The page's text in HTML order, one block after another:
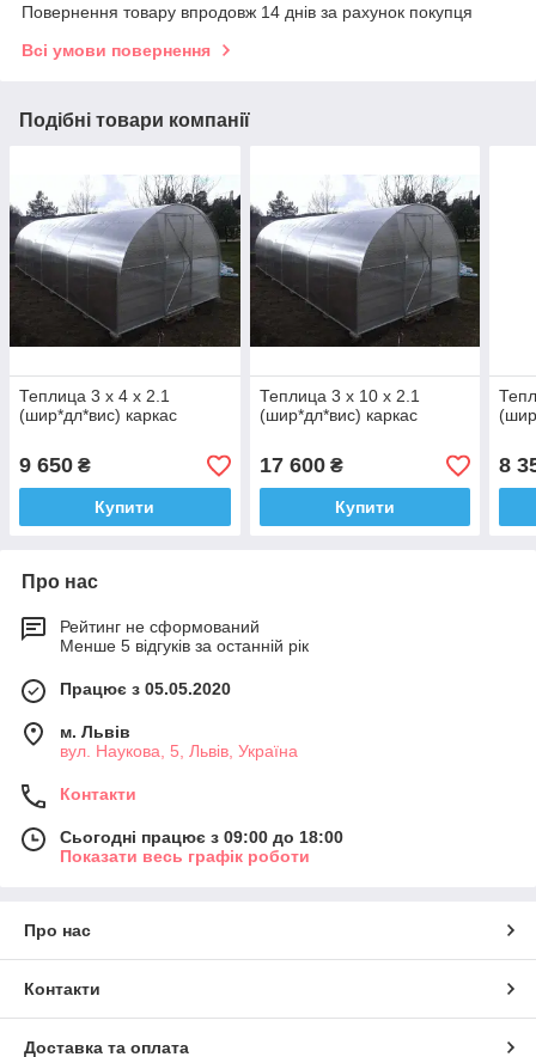
Повернення товару впродовж 14 днів за рахунок покупця
Всі умови повернення
Подібні товари компанії
Теплица 3 х 4 х 2.1
(шир*дл*вис) каркас
9 650 ₴
Купити
Теплица 3 х 10 х 2.1
(шир*дл*вис) каркас
17 600₴
Купити
8
Про нас
Рейтинг не сформований
Менше 5 відгуків за останній рік
Працює з 05.05.2020
м. Львів
вул. Наукова, 5, Львів, Україна
Контакти
Сьогодні працює з 09:00 до 18:00
Показати весь графік роботи
Про нас
Контакти
Доставка та оплата